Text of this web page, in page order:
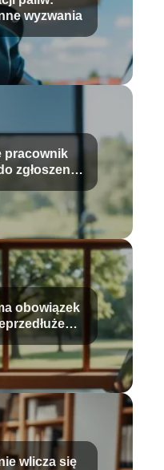
wyzwania
pracownik
zgłoszenia
obowiązek
wlicza się